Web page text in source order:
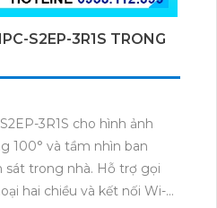
S2EP-3R1S TRONG
3R1S cho hình ảnh
100° và tầm nhìn ban
trong nhà. Hỗ trợ gọi
hai chiều và kết nối Wi-Fi